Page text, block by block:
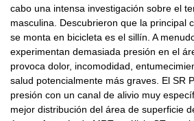
cabo una intensa investigación sobre el
masculina. Descubrieron que la principal
se monta en bicicleta es el sillín. A
experimentan demasiada presión en el
provoca dolor, incomodidad,
salud potencialmente más graves. El SR
presión con un canal de alivio muy
mejor distribución del área de superficie